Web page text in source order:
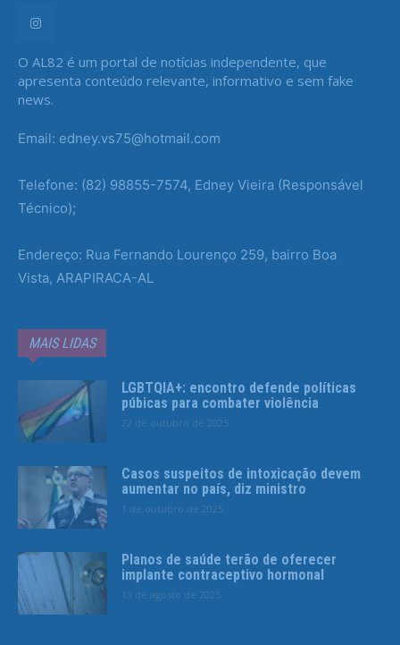
O AL82 é um portal de notícias independente, que
apresenta conteúdo relevante, informativo e sem fake
news.
Email: edney.vs75@hotmail.com
Telefone: (82) 98855-7574, Edney Vieira (Responsável
Técnico);
Endereço: Rua Fernando Lourenço 259, bairro Boa
Vista, ARAPIRACA-AL
MAIS LIDAS
LGBTQIA+: encontro defende políticas
púbicas para combater violência
22 de outubro de 2025
Casos suspeitos de intoxicação devem
aumentar no país, diz ministro
1 de outubro de 2025
Planos de saúde terão de oferecer
implante contraceptivo hormonal
13 de agosto de 2025